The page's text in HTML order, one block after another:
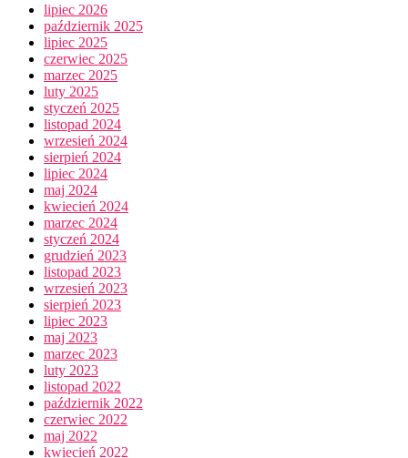
lipiec 2026
październik 2025
lipiec 2025
czerwiec 2025
marzec 2025
luty 2025
styczeń 2025
listopad 2024
wrzesień 2024
sierpień 2024
lipiec 2024
maj 2024
kwiecień 2024
marzec 2024
styczeń 2024
grudzień 2023
listopad 2023
wrzesień 2023
sierpień 2023
lipiec 2023
maj 2023
marzec 2023
luty 2023
listopad 2022
październik 2022
czerwiec 2022
maj 2022
kwiecień 2022